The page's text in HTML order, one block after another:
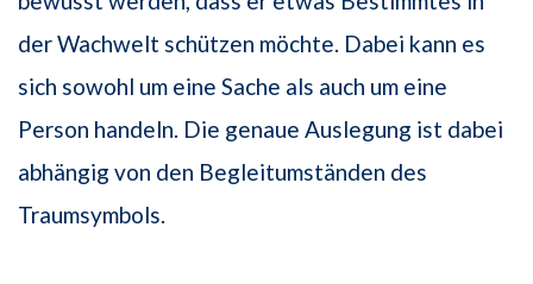
der Wachwelt schützen möchte. Dabei kann es
sich sowohl um eine Sache als auch um eine
Person handeln. Die genaue Auslegung ist dabei
abhängig von den Begleitumständen des
Traumsymbols.